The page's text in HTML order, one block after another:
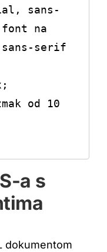
na
serif
od 10
a s
dokumentom